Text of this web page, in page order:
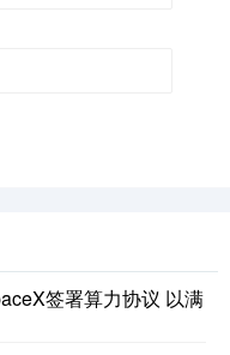
签署算力协议 以满